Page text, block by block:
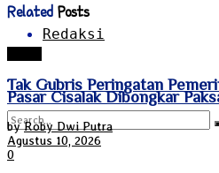
Redaksi
Related Posts
Tak Gubris Peringatan
Pasar Cisalak Dibongkar
by Roby Dwi Putra
Agustus 10, 2026
0